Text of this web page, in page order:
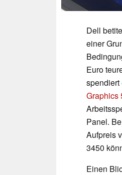
Dell
einer
Euro
spendiert
Graphics
Panel.
Aufpreis
3450
Einen